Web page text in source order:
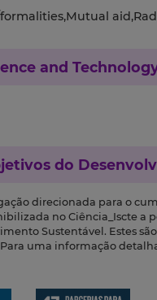
and
do
direcionada para o
no Ciência_Iscte
Sustentável. Estes
uma informação